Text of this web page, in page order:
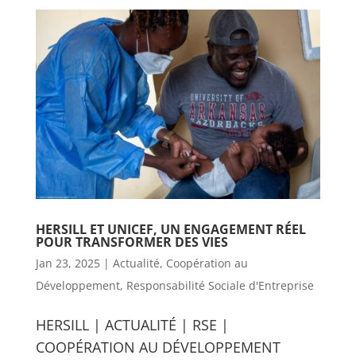
HERSILL ET UNICEF, UN ENGAGEMENT RÉEL
POUR TRANSFORMER DES VIES
Jan 23, 2025| Actualité, Coopération au
Développement, Responsabilité Sociale d'Entreprise
HERSILL | ACTUALITÉ | RSE |
COOPÉRATION AU DÉVELOPPEMENT